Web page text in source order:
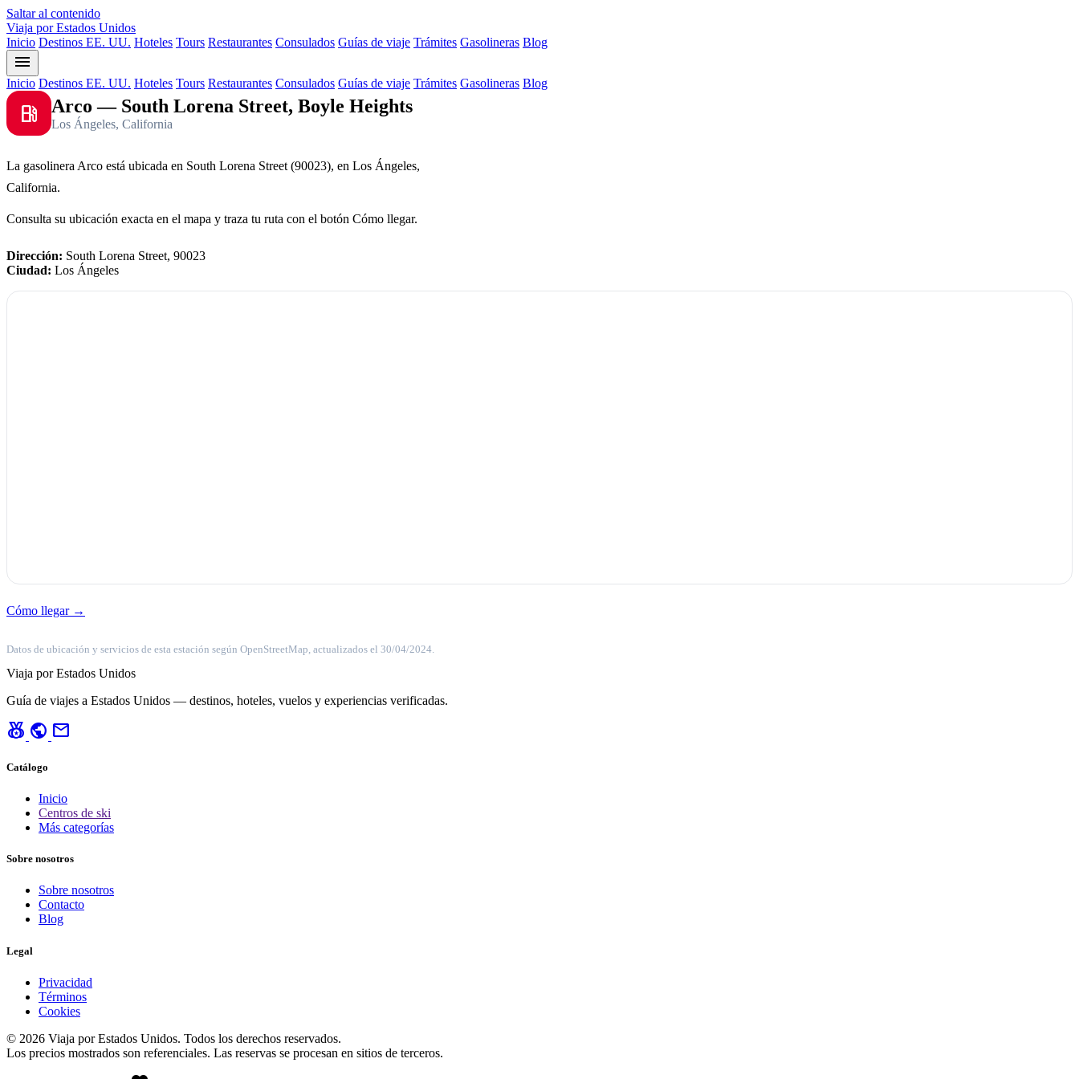
Saltar al contenido
Viaja por Estados Unidos
Inicio Destinos EE. UU. Hoteles Tours Restaurantes Consulados Guías de viaje Trámites Gasolineras Blog
menu
Inicio Destinos EE. UU. Hoteles Tours Restaurantes Consulados Guías de viaje Trámites Gasolineras Blog
local_gas_station Arco — South Lorena Street, Boyle Heights
Los Ángeles, California
La gasolinera Arco está ubicada en South Lorena Street (90023), en Los Ángeles,
California.
Consulta su ubicación exacta en el mapa y traza tu ruta con el botón Cómo llegar.
Dirección: South Lorena Street, 90023
Ciudad: Los Ángeles
Cómo llegar →
Datos de ubicación y servicios de esta estación según OpenStreetMap, actualizados el 30/04/2024.
Viaja por Estados Unidos
Guía de viajes a Estados Unidos — destinos, hoteles, vuelos y experiencias verificadas.
social_leaderboard public mail
Catálogo
Inicio
Centros de ski
Más categorías
Sobre nosotros
Sobre nosotros
Contacto
Blog
Legal
Privacidad
Términos
Cookies
© 2026 Viaja por Estados Unidos. Todos los derechos reservados.
Los precios mostrados son referenciales. Las reservas se procesan en sitios de terceros.